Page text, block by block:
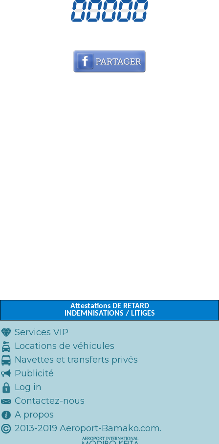
Attestations DE RETARD
INDEMNISATIONS / LITIGES
Services VIP
Locations de véhicules
Navettes et transferts privés
Publicité
Log in
Contactez-nous
A propos
2013-2019 Aeroport-Bamako.com.